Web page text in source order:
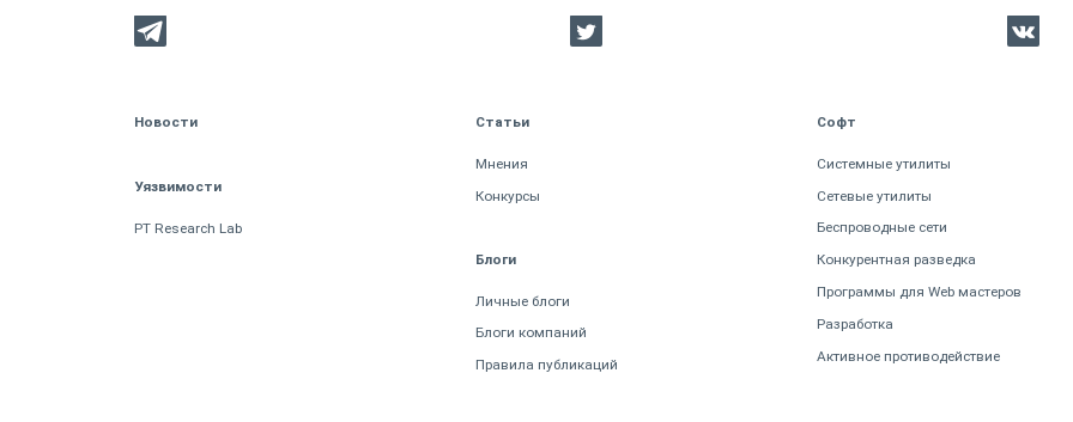
Новости
Уязвимости
PT Research Lab
Статьи
Мнения
Конкурсы
Блоги
Личные блоги
Блоги компаний
Правила публикаций
Софт
Системные утилиты
Сетевые утилиты
Беспроводные сети
Конкурентная разведка
Программы для Web мастеров
Разработка
Активное противодействие